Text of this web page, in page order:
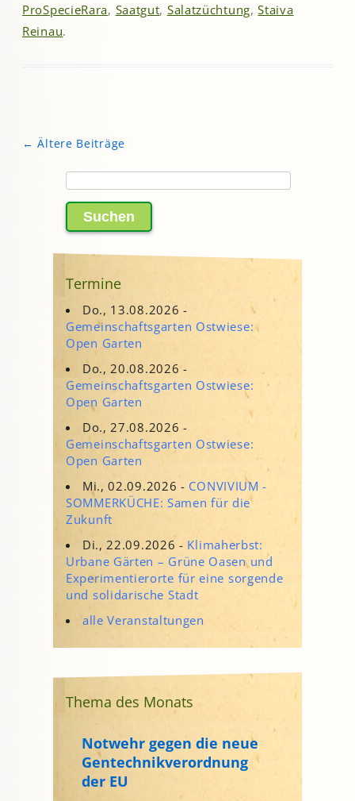
ProSpecieRara, Saatgut, Salatzüchtung,Staiva
Reinau.
Beitragsnavigation
← Ältere Beiträge
nach:
Termine
Do., 13.08.2026 -
Gemeinschaftsgarten Ostwiese:
Open Garten
Do., 20.08.2026 -
Gemeinschaftsgarten Ostwiese:
Open Garten
Do., 27.08.2026 -
Gemeinschaftsgarten Ostwiese:
Open Garten
Mi., 02.09.2026 - CONVIVIUM -
SOMMERKÜCHE: Samen für die
Zukunft
Di., 22.09.2026 - Klimaherbst:
Urbane Gärten – Grüne Oasen und
Experimentierorte für eine sorgende
und solidarische Stadt
alle Veranstaltungen
Thema des Monats
Notwehr gegen die neue
Gentechnikverordnung
der EU